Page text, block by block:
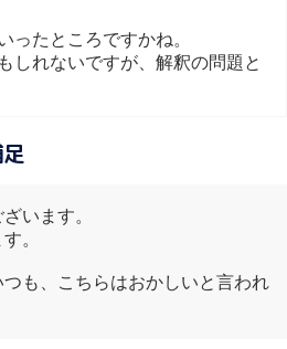
ったところですかね。
しれないですが、解釈の問題と
います。
。
も、こちらはおかしいと言われ